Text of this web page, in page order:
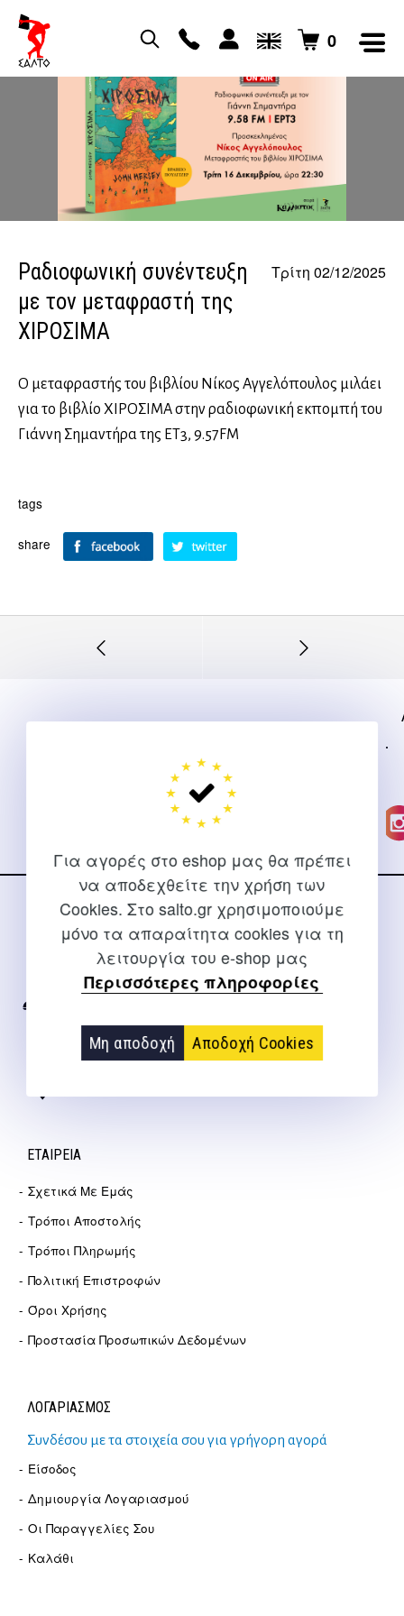
Για αγορές στο eshop μας θα πρέπει
να αποδεχθείτε την χρήση των
Cookies. Στο salto.gr χρησιμοποιούμε
μόνο τα απαραίτητα cookies για τη
λειτουργία του e-shop μας
Περισσότερες πληροφορίες
Μη αποδοχή Αποδοχή Cookies
0
Ραδιοφωνική συνέντευξη
με τον μεταφραστή της
ΧΙΡΟΣΙΜΑ
Τρίτη 02/12/2025
Ο μεταφραστής του βιβλίου Νίκος Αγγελόπουλος μιλάει
για το βιβλίο ΧΙΡΟΣΙΜΑ στην ραδιοφωνική εκπομπή του
Γιάννη Σημαντήρα της ΕΤ3, 9.57FM
tags
share
ΕΠΙΚΟΙΝΩΝΊΑ
Για διευκρινίσεις και υποστήριξη παραγγελιών μέσω του
info@salto.gr
ΕΤΑΙΡΕΊΑ
Σχετικά Με Εμάς
Τρόποι Αποστολής
Τρόποι Πληρωμής
Πολιτική Επιστροφών
Όροι Χρήσης
Προστασία Προσωπικών Δεδομένων
ΛΟΓΑΡΙΑΣΜΟΣ
Συνδέσου με τα στοιχεία σου για γρήγορη αγορά
Είσοδος
Δημιουργία Λογαριασμού
Οι Παραγγελίες Σου
Καλάθι